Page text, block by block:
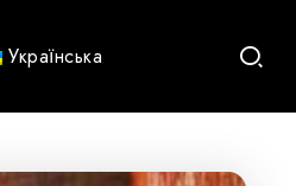
Українська